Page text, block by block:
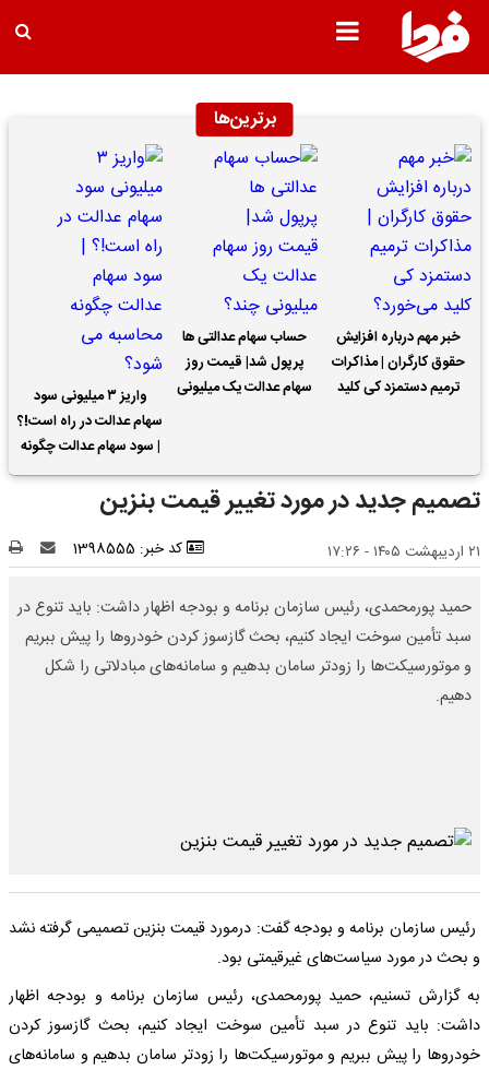
برترین‌ها
خبر مهم درباره افزایش
حقوق کارگران | مذاکرات
ترمیم دستمزد کی کلید
حساب سهام عدالتی ها
پرپول شد| قیمت روز
سهام عدالت یک میلیونی
واریز ۳ میلیونی سود
سهام عدالت در راه است!؟
| سود سهام عدالت چگونه
محاسبه می شود؟
تصمیم جدید در مورد تغییر قیمت بنزین
۲۱ اردیبهشت ۱۴۰۵ - ۱۷:۲۶ کد خبر: 1398555
حمید پورمحمدی، رئیس سازمان برنامه و بودجه اظهار داشت: باید تنوع در
سبد تأمین سوخت ایجاد کنیم، بحث گازسوز کردن خودروها را پیش ببریم
و موتورسیکت‌ها را زودتر سامان بدهیم و سامانه‌های مبادلاتی‌ را شکل
دهیم.
رئیس سازمان برنامه و بودجه گفت: درمورد قیمت بنزین تصمیمی گرفته نشد
و بحث در مورد سیاست‌های غیرقیمتی بود.
به گزارش تسنیم، حمید پورمحمدی، رئیس سازمان برنامه و بودجه اظهار
داشت: باید تنوع در سبد تأمین سوخت ایجاد کنیم، بحث گازسوز کردن
خودروها را پیش ببریم و موتورسیکت‌ها را زودتر سامان بدهیم و سامانه‌های